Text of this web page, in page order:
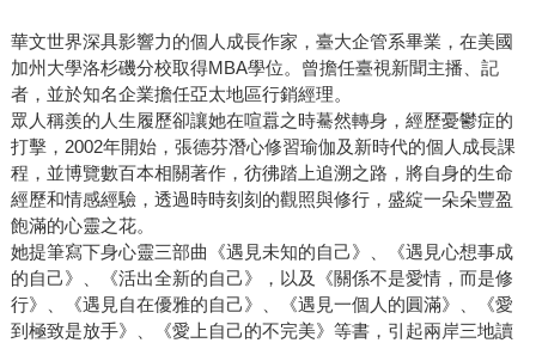
華文世界深具影響力的個人成長作家，臺大企管系畢業，在美國
加州大學洛杉磯分校取得MBA學位。曾擔任臺視新聞主播、記
者，並於知名企業擔任亞太地區行銷經理。
眾人稱羨的人生履歷卻讓她在喧囂之時驀然轉身，經歷憂鬱症的
打擊，2002年開始，張德芬潛心修習瑜伽及新時代的個人成長課
程，並博覽數百本相關著作，彷彿踏上追溯之路，將自身的生命
經歷和情感經驗，透過時時刻刻的觀照與修行，盛綻一朵朵豐盈
飽滿的心靈之花。
她提筆寫下身心靈三部曲《遇見未知的自己》、《遇見心想事成
的自己》、《活出全新的自己》，以及《關係不是愛情，而是修
行》、《遇見自在優雅的自己》、《遇見一個人的圓滿》、《愛
到極致是放手》、《愛上自己的不完美》等書，引起兩岸三地讀